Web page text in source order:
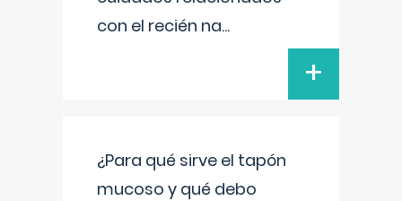
con el recién na...
+
¿Para qué sirve el tapón
mucoso y qué debo